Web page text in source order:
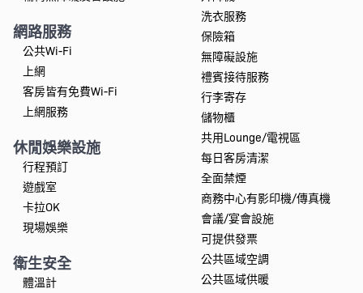
網路服務
公共Wi-Fi
上網
客房皆有免費Wi-Fi
上網服務
休閒娛樂設施
行程預訂
遊戲室
卡拉OK
現場娛樂
衛生安全
體溫計
洗衣服務
保險箱
無障礙設施
禮賓接待服務
行李寄存
儲物櫃
共用Lounge/電視區
每日客房清潔
全面禁煙
商務中心有影印機/傳真機
會議/宴會設施
可提供發票
公共區域空調
公共區域供暖